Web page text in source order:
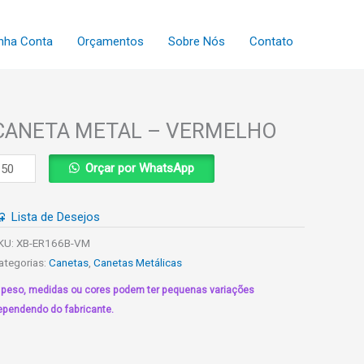
Conta Orçamentos Sobre Nós Contato
METAL – VERMELHO
Orçar por WhatsApp
Lista de Desejos
XB-ER166B-VM
Canetas ,Canetas Metálicas
peso, medidas ou cores podem ter pequenas variações
do fabricante.